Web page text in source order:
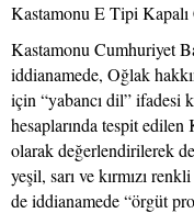
Kastamonu E Tipi Kapalı
Kastamonu Cumhuriyet
iddianamede, Oğlak
için “yabancı dil” ifadesi
hesaplarında tespit
olarak değerlendirilerek
yeşil, sarı ve kırmızı
de iddianamede “örgüt